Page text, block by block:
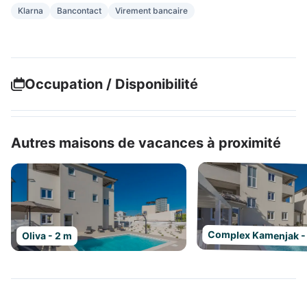
Klarna Bancontact Virement bancaire
Occupation / Disponibilité
Autres maisons de vacances à proximité
Oliva - 2 m Complex Kamenjak -